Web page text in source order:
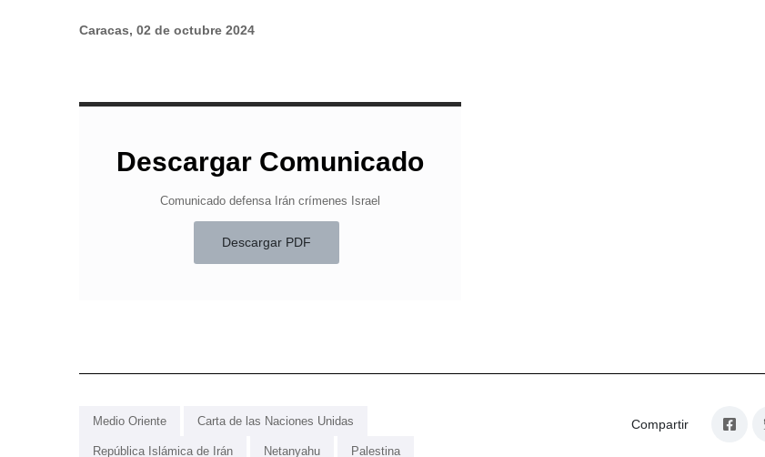
Caracas, 02 de octubre 2024
Descargar Comunicado
Comunicado defensa Irán crímenes Israel
Descargar PDF
Medio Oriente Carta de las Naciones Unidas
República Islámica de Irán Netanyahu Palestina
Compartir